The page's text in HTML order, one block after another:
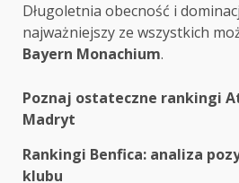
Długoletnia obecność i
najważniejszy ze wszystkich
Bayern Monachium.
Post
navigation
Poznaj ostateczne rankingi
Madryt
Rankingi Benfica: analiza
klubu